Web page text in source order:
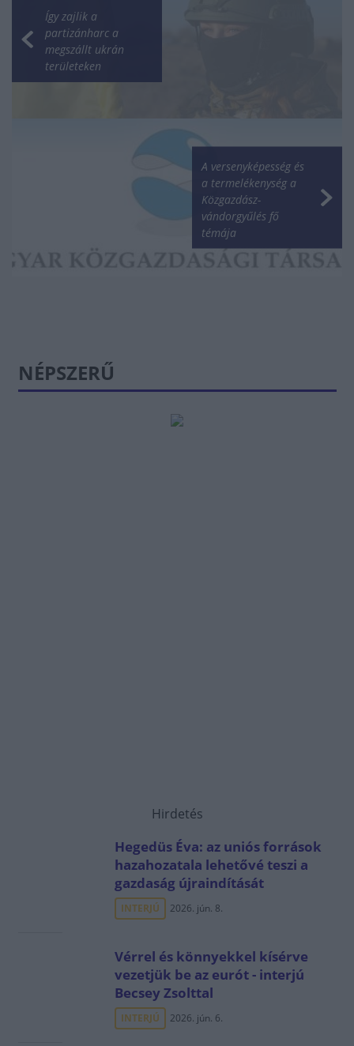
Így zajlik a
partizánharc a
megszállt ukrán
területeken
A versenyképesség és
a termelékenység a
Közgazdász-
vándorgyűlés fő
témája
NÉPSZERŰ
Hirdetés
Hegedüs Éva: az uniós források
hazahozatala lehetővé teszi a
gazdaság újraindítását
INTERJÚ 2026. jún. 8.
Vérrel és könnyekkel kísérve
vezetjük be az eurót - interjú
Becsey Zsolttal
INTERJÚ 2026. jún. 6.